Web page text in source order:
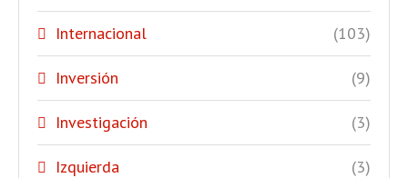
Internacional (103)
Inversión (9)
Investigación (3)
Izquierda (3)